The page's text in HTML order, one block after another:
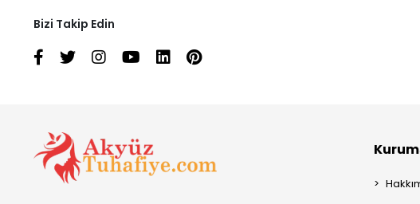
Bizi Takip Edin